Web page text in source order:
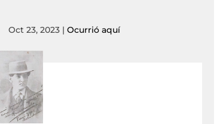
Oct 23, 2023 |Ocurrió aquí